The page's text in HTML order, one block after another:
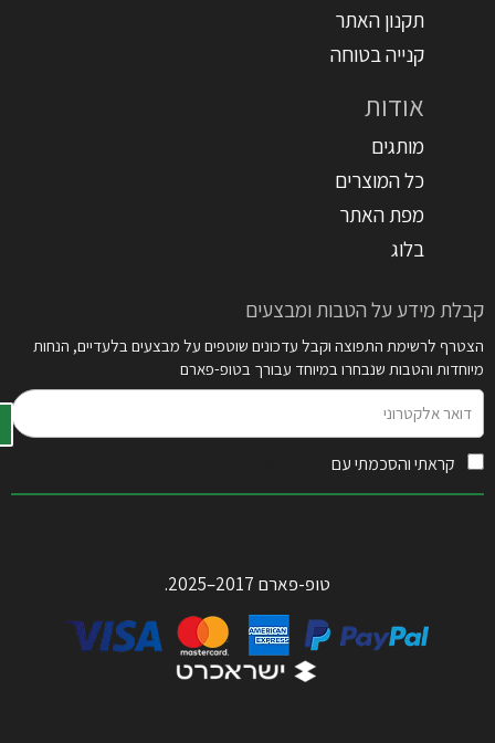
תקנון האתר
קנייה בטוחה
אודות
מותגים
כל המוצרים
מפת האתר
בלוג
קבלת מידע על הטבות ומבצעים
הצטרף לרשימת התפוצה וקבל עדכונים שוטפים על מבצעים בלעדיים, הנחות
מיוחדות והטבות שנבחרו במיוחד עבורך בטופ-פארם
אלקטרוני
קראתי והסכמתי עם
טופ-פארם 2017–2025.